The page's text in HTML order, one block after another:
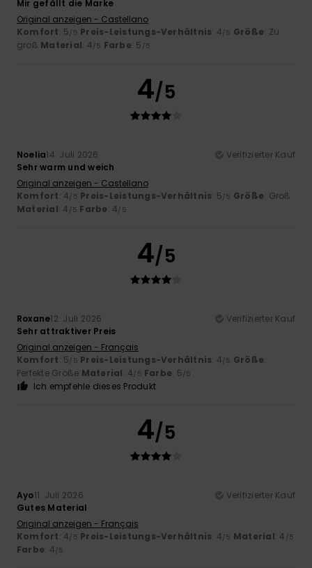
Mir gefällt die Marke
Original anzeigen - Castellano
Komfort: 5/5 Preis-Leistungs-Verhältnis: 4/5 Größe: Zu
groß Material: 4/5 Farbe: 5 /5
4/5
Noelia14. Juli 2026
Verifizierter Kauf
Sehr warm und weich
Original anzeigen - Castellano
Komfort: 4/5 Preis-Leistungs-Verhältnis: 5/5 Größe: Groß
Material: 4 /5 Farbe: 4/5
4/5
Roxane12. Juli 2026
Verifizierter Kauf
Sehr attraktiver Preis
Original anzeigen - Français
Komfort: 5/5 Preis-Leistungs-Verhältnis: 4/5 Größe:
Perfekte Größe Material: 4/5 Farbe: 5/5
Ich empfehle dieses Produkt
4/5
Ayo11. Juli 2026
Verifizierter Kauf
Gutes Material
Original anzeigen - Français
Komfort: 4/5 Preis-Leistungs-Verhältnis: 4/5 Material: 4 /5
Farbe: 4/5